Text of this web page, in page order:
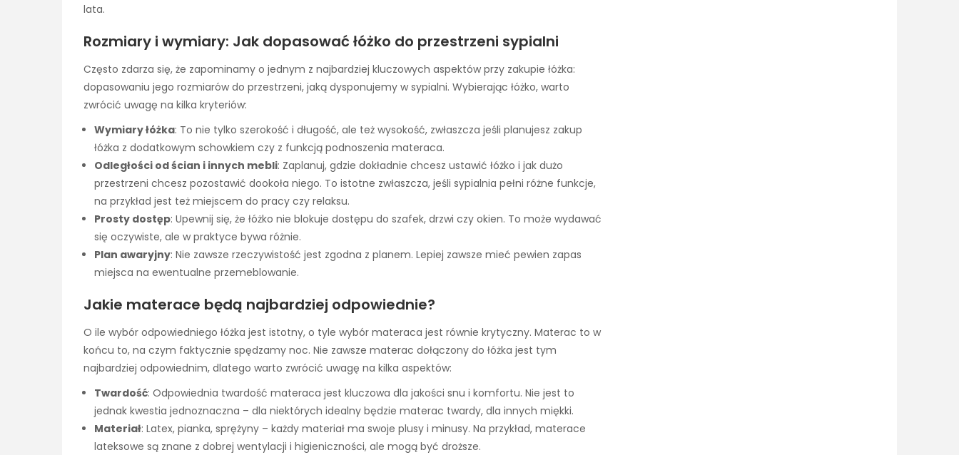
lata.
Rozmiary i wymiary: Jak dopasować łóżko do przestrzeni sypialni
Często zdarza się, że zapominamy o jednym z najbardziej kluczowych aspektów przy zakupie łóżka:
dopasowaniu jego rozmiarów do przestrzeni, jaką dysponujemy w sypialni. Wybierając łóżko, warto
zwrócić uwagę na kilka kryteriów:
Wymiary łóżka: To nie tylko szerokość i długość, ale też wysokość, zwłaszcza jeśli planujesz zakup
łóżka z dodatkowym schowkiem czy z funkcją podnoszenia materaca.
Odległości od ścian i innych mebli: Zaplanuj, gdzie dokładnie chcesz ustawić łóżko i jak dużo
przestrzeni chcesz pozostawić dookoła niego. To istotne zwłaszcza, jeśli sypialnia pełni różne funkcje,
na przykład jest też miejscem do pracy czy relaksu.
Prosty dostęp: Upewnij się, że łóżko nie blokuje dostępu do szafek, drzwi czy okien. To może wydawać
się oczywiste, ale w praktyce bywa różnie.
Plan awaryjny: Nie zawsze rzeczywistość jest zgodna z planem. Lepiej zawsze mieć pewien zapas
miejsca na ewentualne przemeblowanie.
Jakie materace będą najbardziej odpowiednie?
O ile wybór odpowiedniego łóżka jest istotny, o tyle wybór materaca jest równie krytyczny. Materac to w
końcu to, na czym faktycznie spędzamy noc. Nie zawsze materac dołączony do łóżka jest tym
najbardziej odpowiednim, dlatego warto zwrócić uwagę na kilka aspektów:
Twardość: Odpowiednia twardość materaca jest kluczowa dla jakości snu i komfortu. Nie jest to
jednak kwestia jednoznaczna – dla niektórych idealny będzie materac twardy, dla innych miękki.
Materiał: Latex, pianka, sprężyny – każdy materiał ma swoje plusy i minusy. Na przykład, materace
lateksowe są znane z dobrej wentylacji i higieniczności, ale mogą być droższe.